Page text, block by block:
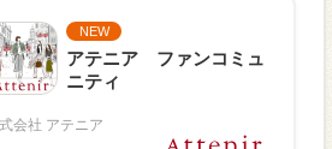
NEW
アテニア ファンコミュ
ニティ